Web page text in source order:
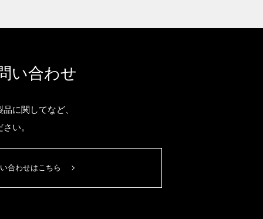
い合わせ
に関してなど、
い。
合わせはこちら